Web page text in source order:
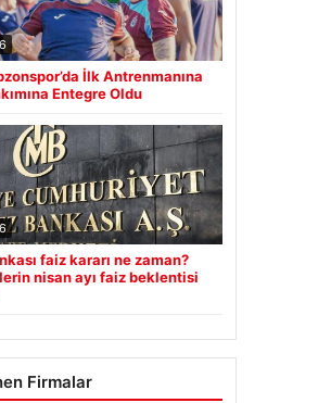
İlk Antrenmanına
Entegre Oldu
faiz kararı ne zaman?
nisan ayı faiz beklentisi
Firmalar